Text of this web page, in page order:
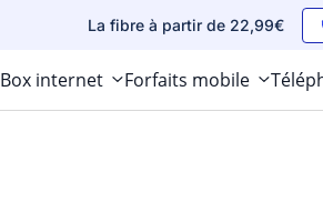
La fibre à partir de 22,99€
Box internet Forfaits mobile